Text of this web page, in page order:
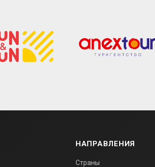
НАПРАВЛЕНИЯ
Страны